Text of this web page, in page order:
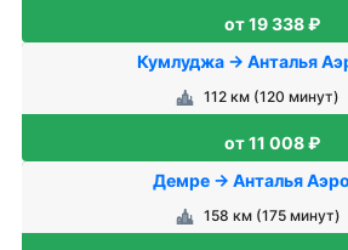
от 19 338 ₽
Кумлуджа → Анталья
112 км (120 минут)
от 11 008 ₽
Демре → Анталья
158 км (175 минут)